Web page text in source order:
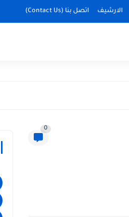
الارشيف اتصل بنا (Contact Us)
0